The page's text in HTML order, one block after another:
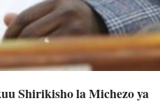
Shirikisho la Michezo ya